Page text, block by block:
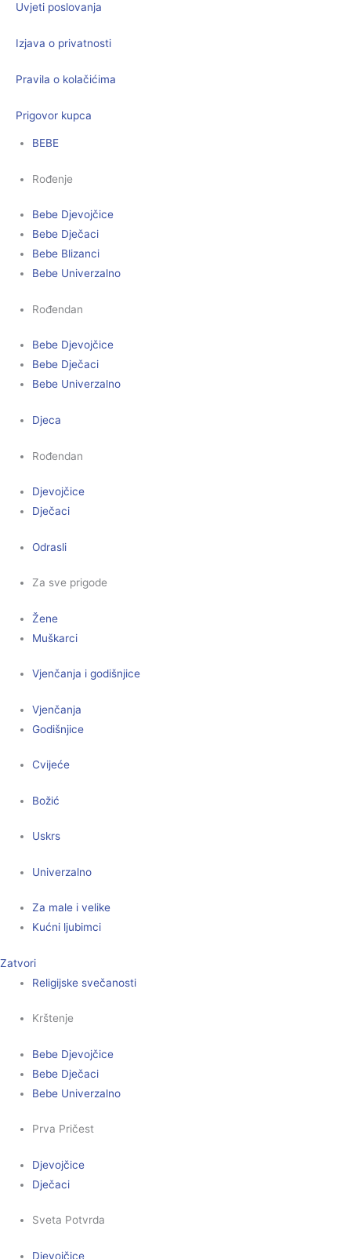
Uvjeti poslovanja
Izjava o privatnosti
Pravila o kolačićima
Prigovor kupca
BEBE
Rođenje
Bebe Djevojčice
Bebe Dječaci
Bebe Blizanci
Bebe Univerzalno
Rođendan
Bebe Djevojčice
Bebe Dječaci
Bebe Univerzalno
Djeca
Rođendan
Djevojčice
Dječaci
Odrasli
Za sve prigode
Žene
Muškarci
Vjenčanja i godišnjice
Vjenčanja
Godišnjice
Cvijeće
Božić
Uskrs
Univerzalno
Za male i velike
Kućni ljubimci
Zatvori
Religijske svečanosti
Krštenje
Bebe Djevojčice
Bebe Dječaci
Bebe Univerzalno
Prva Pričest
Djevojčice
Dječaci
Sveta Potvrda
Djevojčice